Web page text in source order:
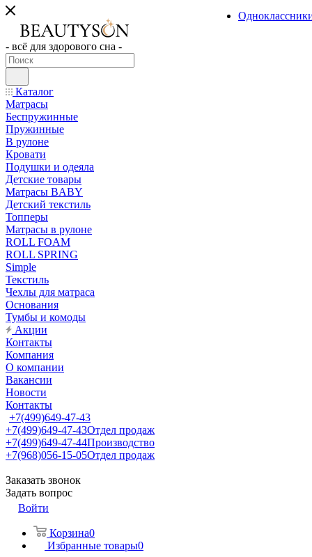
- всё для здорового сна -
Каталог
Матрасы
Беспружинные
Пружинные
В рулоне
Кровати
Подушки и одеяла
Детские товары
Матрасы BABY
Детский текстиль
Топперы
Матрасы в рулоне
ROLL FOAM
ROLL SPRING
Simple
Текстиль
Чехлы для матраса
Основания
Тумбы и комоды
Акции
Контакты
Компания
О компании
Вакансии
Новости
Контакты
+7(499)649-47-43
+7(499)649-47-43Отдел продаж
+7(499)649-47-44Производство
+7(968)056-15-05Отдел продаж
Заказать звонок
Задать вопрос
Войти
Корзина0
Избранные товары0